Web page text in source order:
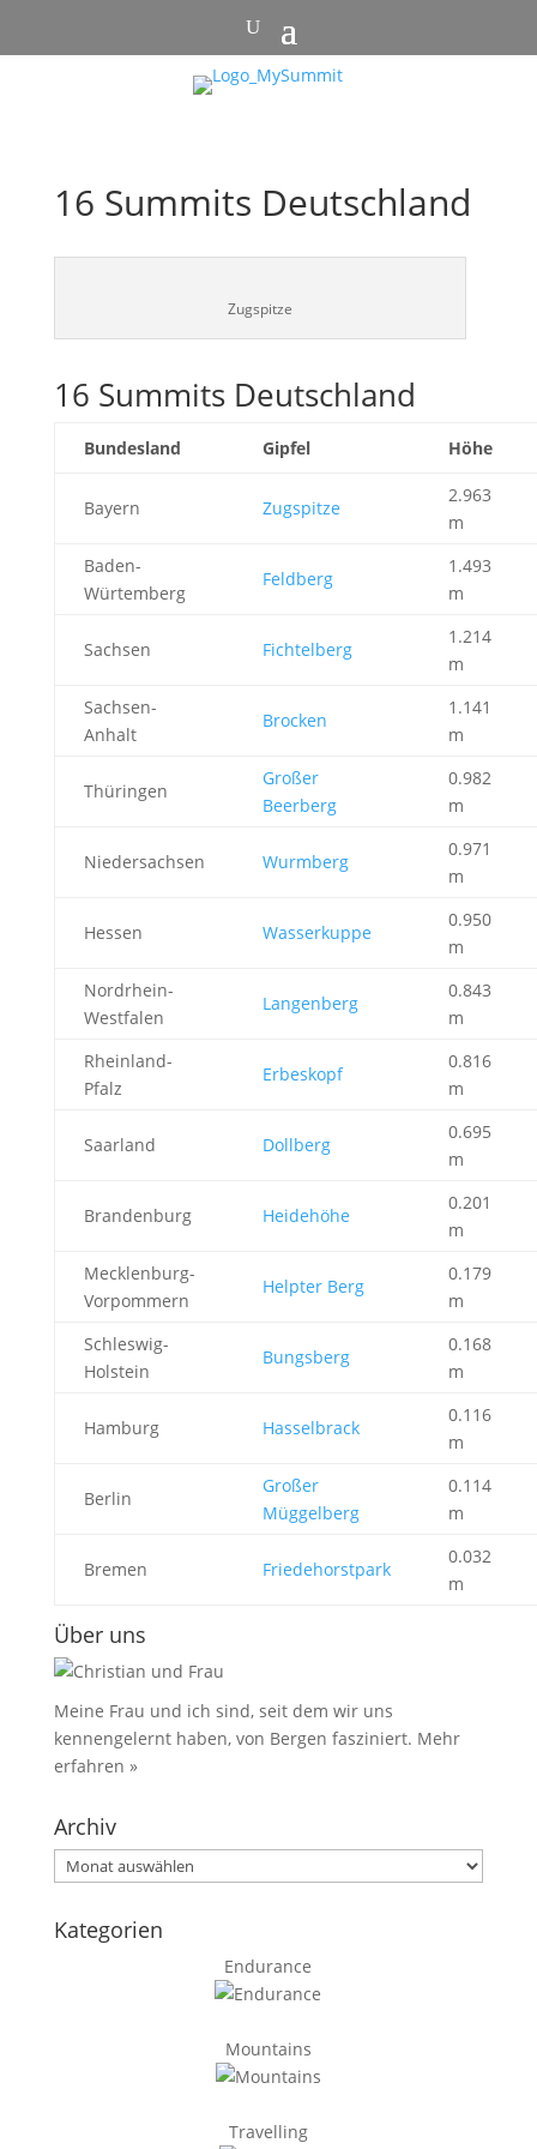
16 Summits Deutschland
Zugspitze
16 Summits Deutschland
Bundesland Gipfel Höhe
Bayern Zugspitze
2.963
m
Baden-
Würtemberg
Feldberg
1.493
m
Sachsen Fichtelberg
1.214
m
Sachsen-
Anhalt
Brocken
1.141
m
Thüringen
Großer
Beerberg
0.982
m
Niedersachsen Wurmberg
0.971
m
Hessen Wasserkuppe
0.950
m
Nordrhein-
Westfalen
Langenberg
0.843
m
Rheinland-
Pfalz
Erbeskopf
0.816
m
Saarland Dollberg
0.695
m
Brandenburg Heidehöhe
0.201
m
Mecklenburg-
Vorpommern
Helpter Berg
0.179
m
Schleswig-
Holstein
Bungsberg
0.168
m
Hamburg Hasselbrack
0.116
m
Berlin
Großer
Müggelberg
0.114
m
Bremen Friedehorstpark
0.032
m
Über uns
Meine Frau und ich sind, seit dem wir uns
kennengelernt haben, von Bergen fasziniert. Mehr
erfahren »
Archiv
Archiv
Kategorien
Endurance
Mountains
Travelling